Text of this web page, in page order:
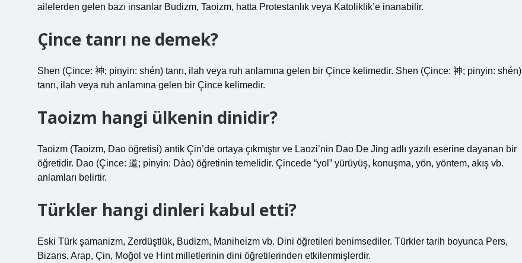
ailelerden gelen bazı insanlar Budizm, Taoizm, hatta Protestanlık veya Katoliklik’e inanabilir.
Çince tanrı ne demek?
Shen (Çince: 神; pinyin: shén) tanrı, ilah veya ruh anlamına gelen bir Çince kelimedir. Shen (Çince: 神; pinyin: shén)
tanrı, ilah veya ruh anlamına gelen bir Çince kelimedir.
Taoizm hangi ülkenin dinidir?
Taoizm (Taoizm, Dao öğretisi) antik Çin’de ortaya çıkmıştır ve Laozi’nin Dao De Jing adlı yazılı eserine dayanan bir
öğretidir. Dao (Çince: 道; pinyin: Dào) öğretinin temelidir. Çincede “yol” yürüyüş, konuşma, yön, yöntem, akış vb.
anlamları belirtir.
Türkler hangi dinleri kabul etti?
Eski Türk şamanizm, Zerdüştlük, Budizm, Maniheizm vb. Dini öğretileri benimsediler. Türkler tarih boyunca Pers,
Bizans, Arap, Çin, Moğol ve Hint milletlerinin dini öğretilerinden etkilenmişlerdir.